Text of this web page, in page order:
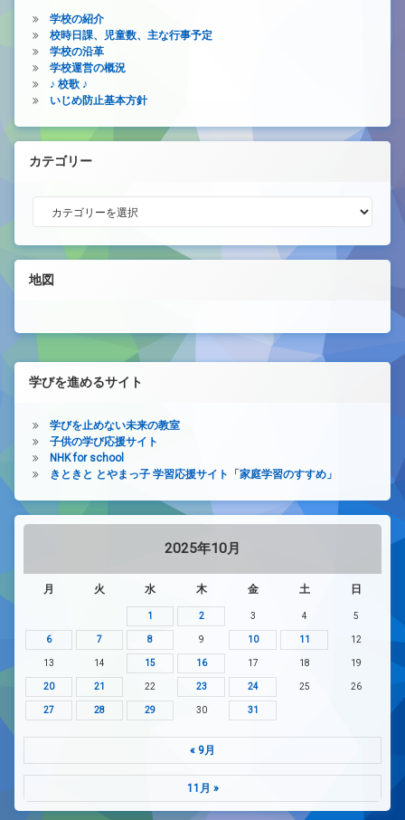
学校の紹介
校時日課、児童数、主な行事予定
学校の沿革
学校運営の概況
♪ 校歌 ♪
いじめ防止基本方針
カテゴリー
カテゴリー
地図
学びを進めるサイト
学びを止めない未来の教室
子供の学び応援サイト
NHK for school
きときと とやまっ子 学習応援サイト「家庭学習のすすめ」
2025年10月
月 火 水 木 金 土 日
1 2 3 4 5
6 7 8 9 10 11 12
13 14 15 16 17 18 19
20 21 22 23 24 25 26
27 28 29 30 31
« 9月
11月 »